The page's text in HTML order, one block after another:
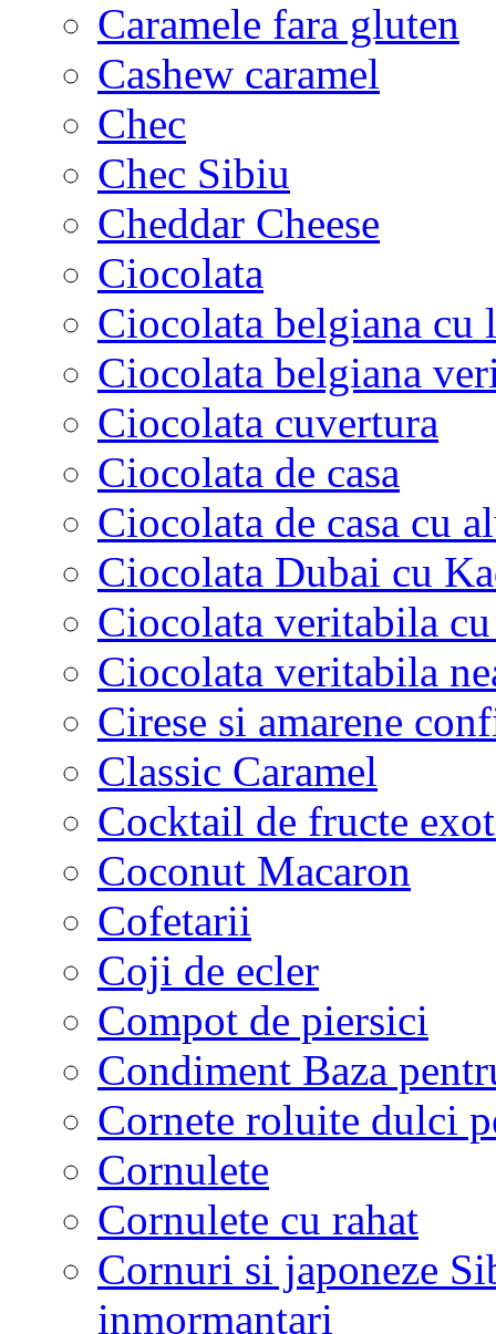
Caramele fara gluten
Cashew caramel
Chec
Chec Sibiu
Cheddar Cheese
Ciocolata
Ciocolata belgiana cu
Ciocolata belgiana
Ciocolata cuvertura
Ciocolata de casa
Ciocolata de casa cu
Ciocolata Dubai cu
Ciocolata veritabila
Ciocolata veritabila
Cirese si amarene
Classic Caramel
Cocktail de fructe
Coconut Macaron
Cofetarii
Coji de ecler
Compot de piersici
Condiment Baza
Cornete roluite dulci
Cornulete
Cornulete cu rahat
Cornuri si japoneze
inmormantari